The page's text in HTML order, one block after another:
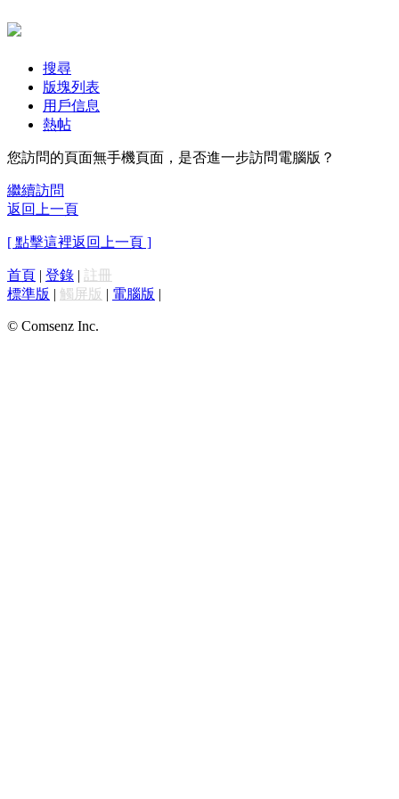
搜尋
版塊列表
用戶信息
熱帖
您訪問的頁面無手機頁面，是否進一步訪問電腦版？
繼續訪問
返回上一頁
[ 點擊這裡返回上一頁 ]
首頁 | 登錄 | 註冊
標準版 | 觸屏版 | 電腦版 |
© Comsenz Inc.